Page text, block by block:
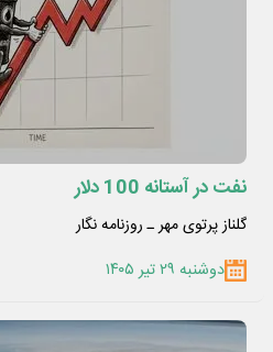
نفت در آستانه 100 دلار
گلناز پرتوی مهر ـ روزنامه نگار
دوشنبه ۲۹ تیر ۱۴۰۵